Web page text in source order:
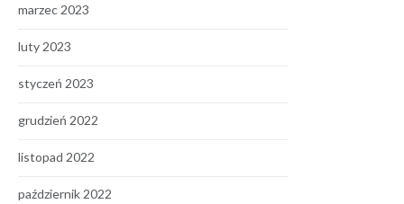
marzec 2023
luty 2023
styczeń 2023
grudzień 2022
listopad 2022
październik 2022